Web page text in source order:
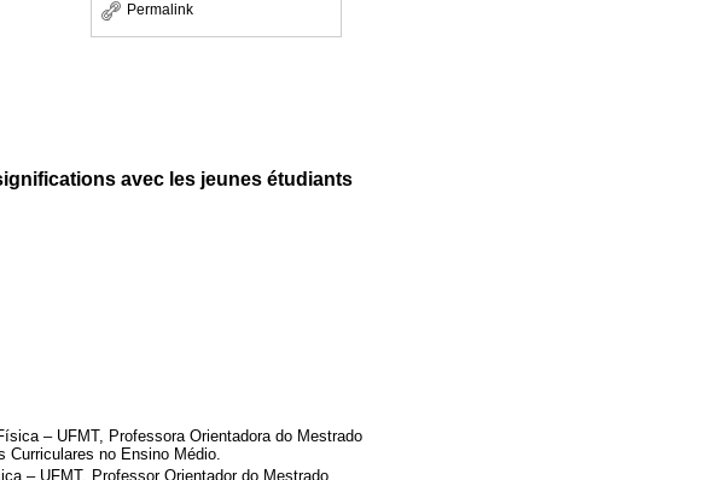
Permalink
avec les jeunes étudiants
– UFMT, Professora Orientadora do Mestrado
no Ensino Médio.